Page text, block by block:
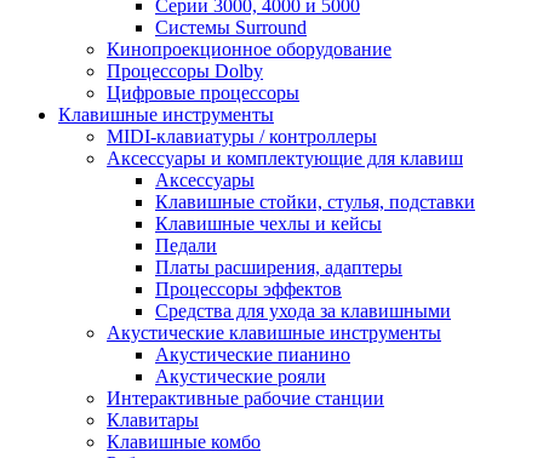
Серии 3000, 4000 и 5000
Системы Surround
Кинопроекционное оборудование
Процессоры Dolby
Цифровые процессоры
Клавишные инструменты
MIDI-клавиатуры / контроллеры
Аксессуары и комплектующие для клавиш
Аксессуары
Клавишные стойки, стулья, подставки
Клавишные чехлы и кейсы
Педали
Платы расширения, адаптеры
Процессоры эффектов
Средства для ухода за клавишными
Акустические клавишные инструменты
Акустические пианино
Акустические рояли
Интерактивные рабочие станции
Клавитары
Клавишные комбо